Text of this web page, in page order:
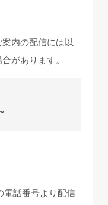
内の配信には以
があります。
電話番号より配信